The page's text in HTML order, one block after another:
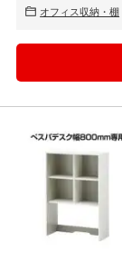
オフィス収納・棚